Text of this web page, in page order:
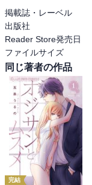
掲載誌・レーベル
出版社
Reader Store発売日
ファイルサイズ
同じ著者の作品
完結